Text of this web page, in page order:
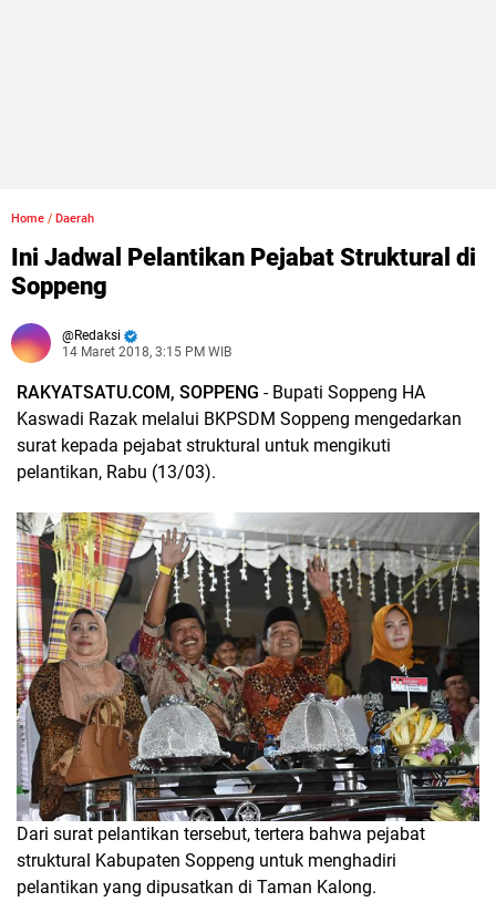
Home / Daerah
Ini Jadwal Pelantikan Pejabat Struktural di
Soppeng
Redaksi
14 Maret 2018, 3:15 PM WIB
RAKYATSATU.COM, SOPPENG - Bupati Soppeng HA
Kaswadi Razak melalui BKPSDM Soppeng mengedarkan
surat kepada pejabat struktural untuk mengikuti
pelantikan, Rabu (13/03).
Dari surat pelantikan tersebut, tertera bahwa pejabat
struktural Kabupaten Soppeng untuk menghadiri
pelantikan yang dipusatkan di Taman Kalong.